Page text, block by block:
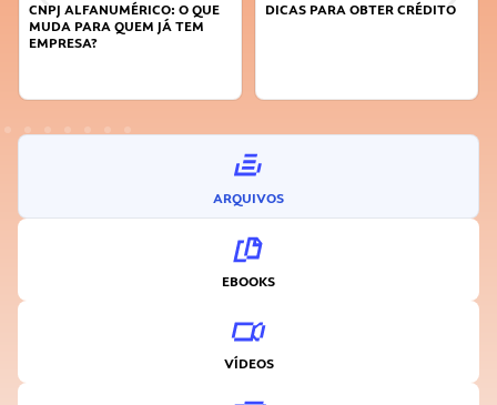
CNPJ ALFANUMÉRICO: O QUE
MUDA PARA QUEM JÁ TEM
EMPRESA?
DICAS PARA OBTER CRÉDITO
ARQUIVOS
EBOOKS
VÍDEOS